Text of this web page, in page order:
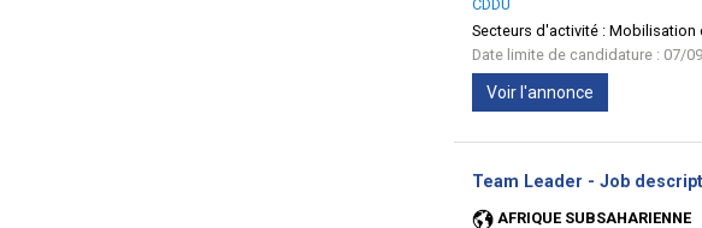
CDDU
Secteurs d'activité : Mobilisation
Date limite de candidature : 07/
Voir l'annonce
Team Leader - Job
AFRIQUE SUBSAHARIENNE